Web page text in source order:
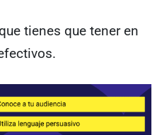
tienes que tener en